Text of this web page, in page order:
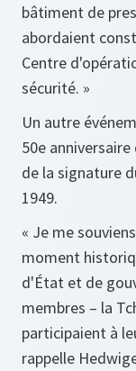
bâtiment de
abordaient
Centre
sécurité. »
Un autre
50e
de la signature
1949.
« Je me
moment
d'État et de
membres – la
participaient à
rappelle